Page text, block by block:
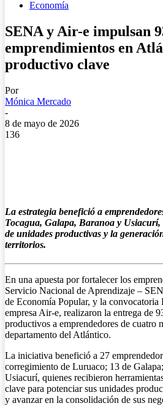
Economía
SENA y Air-e impulsan
emprendimientos en
productivo clave
Por
Mónica Mercado
-
8 de mayo de 2026
136
La estrategia benefició a
Tocagua, Galapa, Baranoa y
de unidades productivas y la
territorios.
En una apuesta por fortalecer los
Servicio Nacional de Aprendizaje –
de Economía Popular, y la convocatoria
empresa Air-e, realizaron la entrega de
productivos a emprendedores de cuatro
departamento del Atlántico.
La iniciativa benefició a 27
corregimiento de Luruaco; 13 de
Usiacurí, quienes recibieron
clave para potenciar sus unidades
y avanzar en la consolidación de sus